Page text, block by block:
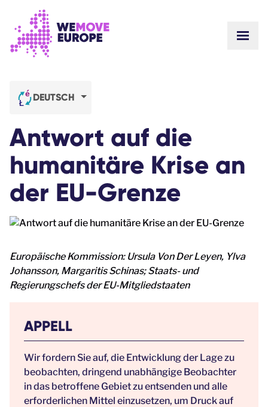
STELLENANGEBOTE
WIE WIR UNS FINANZIEREN
KONTAKTE
Machen Sie mit
SPENDEN
DEUTSCH
Antwort auf die
humanitäre Krise an
der EU-Grenze
Europäische Kommission: Ursula Von Der Leyen, Ylva
Johansson, Margaritis Schinas; Staats- und
Regierungschefs der EU-Mitgliedstaaten
APPELL
Wir fordern Sie auf, die Entwicklung der Lage zu
beobachten, dringend unabhängige Beobachter
in das betroffene Gebiet zu entsenden und alle
erforderlichen Mittel einzusetzen, um Druck auf